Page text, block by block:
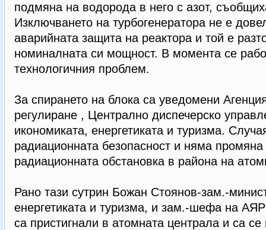
подмяна на водорода в него с азот,
Изключването на турбогенератора не е
аварийната защита на реактора и той е
номиналната си мощност. В момента се
технологичния проблем.
За спирането на блока са уведомени
регулиране , Централно диспечерско
икономиката, енергетиката и туризма.
радиационната безопасност и няма промяна
радиационната обстановка в района на
Рано тази сутрин Божан Стоянов-зам.-
енергетиката и туризма, и зам.-шефа на
са пристигнали в атомната централа и са